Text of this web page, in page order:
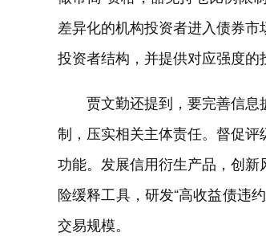
差异化的机构投资者进入债券
投资者结构，并提供对应强度的
贾文勤还提到，要完善信
制，压实相关主体责任。督促
功能。发展信用衍生产品，创
险缓释工具，研发“高收益债违
交易规模。